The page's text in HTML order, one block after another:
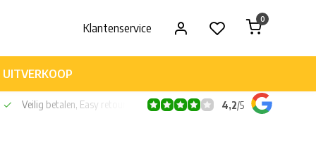
Klantenservice
0
UITVERKOOP
Veilig betalen, Easy retour 4,2/5